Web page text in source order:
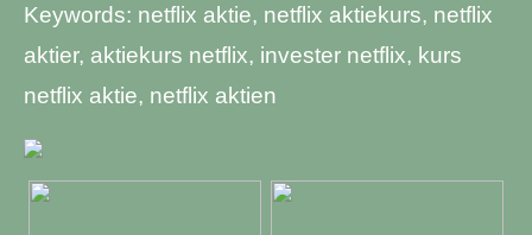
Keywords: netflix aktie, netflix aktiekurs, netflix
aktier, aktiekurs netflix, invester netflix, kurs
netflix aktie, netflix aktien